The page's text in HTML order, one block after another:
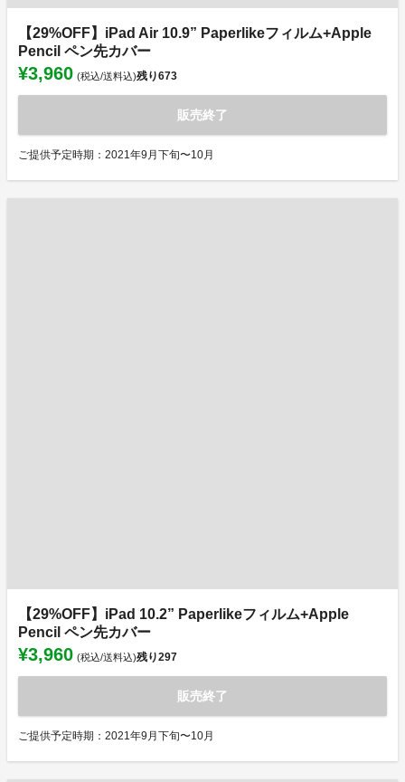
【29%OFF】iPad Air 10.9” Paperlikeフィルム+Apple
Pencil ペン先カバー
¥3,960 (税込/送料込)残り673
販売終了
ご提供予定時期：2021年9月下旬〜10月
【29%OFF】iPad 10.2” Paperlikeフィルム+Apple
Pencil ペン先カバー
¥3,960 (税込/送料込)残り297
販売終了
ご提供予定時期：2021年9月下旬〜10月